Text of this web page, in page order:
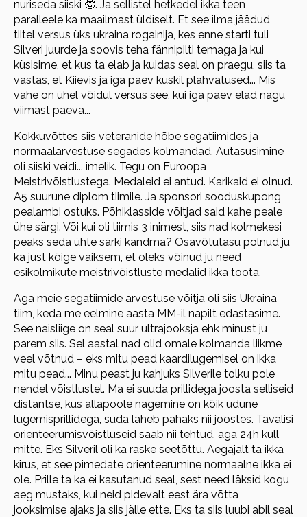
nuriseda siiski 🤓. Ja sellistel hetkedel ikka teen
paralleele ka maailmast üldiselt. Et see ilma jäädud
tiitel versus üks ukraina rogainija, kes enne starti tuli
Silveri juurde ja soovis teha fännipilti temaga ja kui
küsisime, et kus ta elab ja kuidas seal on praegu, siis ta
vastas, et Kiievis ja iga päev kuskil plahvatused... Mis
vahe on ühel võidul versus see, kui iga päev elad nagu
viimast päeva...
Kokkuvõttes siis veteranide hõbe segatiimides ja
normaalarvestuse segades kolmandad. Autasusimine
oli siiski veidi... imelik. Tegu on Euroopa
Meistrivõistlustega. Medaleid ei antud. Karikaid ei olnud.
A5 suurune diplom tiimile. Ja sponsori sooduskupong
pealambi ostuks. Põhiklasside võitjad said kahe peale
ühe särgi. Või kui oli tiimis 3 inimest, siis nad kolmekesi
peaks seda ühte särki kandma? Osavõtutasu polnud ju
ka just kõige väiksem, et oleks võinud ju need
esikolmikute meistrivõistluste medalid ikka toota.
Aga meie segatiimide arvestuse võitja oli siis Ukraina
tiim, keda me eelmine aasta MM-il napilt edastasime.
See naisliige on seal suur ultrajooksja ehk minust ju
parem siis. Sel aastal nad olid omale kolmanda liikme
veel võtnud – eks mitu pead kaardilugemisel on ikka
mitu pead... Minu peast ju kahjuks Silverile tolku pole
nendel võistlustel. Ma ei suuda prillidega joosta selliseid
distantse, kus allapoole nägemine on kõik udune
lugemisprillidega, süda läheb pahaks nii joostes. Tavalisi
orienteerumisvõistluseid saab nii tehtud, aga 24h küll
mitte. Eks Silveril oli ka raske seetõttu. Aegajalt ta ikka
kirus, et see pimedate orienteerumine normaalne ikka ei
ole. Prille ta ka ei kasutanud seal, sest need läksid kogu
aeg mustaks, kui neid pidevalt eest ära võtta
jooksimise ajaks ja siis jälle ette. Eks ta siis luubi abil seal